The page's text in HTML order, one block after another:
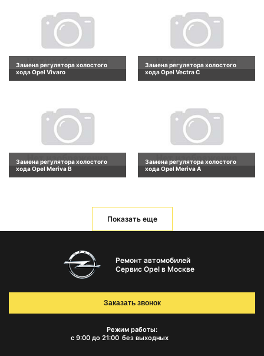
Замена регулятора холостого
хода Opel Vivaro
Замена регулятора холостого
хода Opel Vectra C
Замена регулятора холостого
хода Opel Meriva B
Замена регулятора холостого
хода Opel Meriva A
Показать еще
Ремонт автомобилей
Сервис Opel в Москве
Режим работы:
с 9:00 до 21:00 без выходных
Заказать звонок